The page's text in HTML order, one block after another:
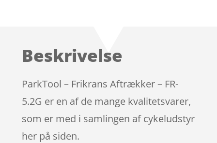
Beskrivelse
ParkTool – Frikrans Aftrækker – FR-
5.2G er en af de mange kvalitetsvarer,
som er med i samlingen af cykeludstyr
her på siden.